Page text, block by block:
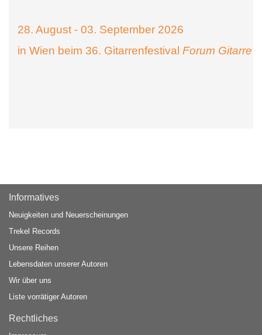
28. August - 03. September 2026
in Wien beim 36. Gitarrenfestival Forum Gitarre
Informatives
Neuigkeiten und Neuerscheinungen
Trekel Records
Unsere Reihen
Lebensdaten unserer Autoren
Wir über uns
Liste vorrätiger Autoren
Rechtliches